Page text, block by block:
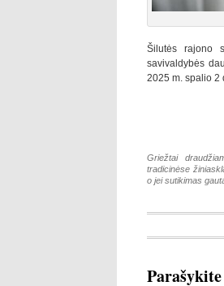
Šilutės rajono
savivaldybės
2025 m. spalio 2
Griežtai
tradicinėse
o jei sutikimas